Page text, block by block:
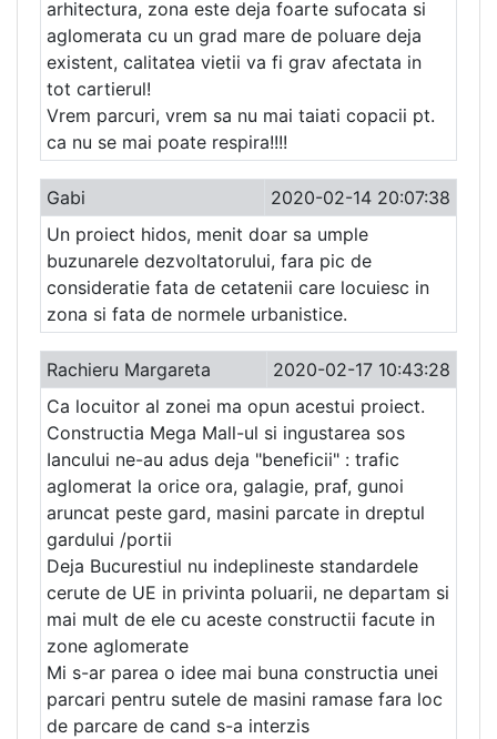
arhitectura, zona este deja foarte sufocata si
aglomerata cu un grad mare de poluare deja
existent, calitatea vietii va fi grav afectata in
tot cartierul!
Vrem parcuri, vrem sa nu mai taiati copacii pt.
ca nu se mai poate respira!!!!
Gabi
2020-02-14 20:07:38
Un proiect hidos, menit doar sa umple
buzunarele dezvoltatorului, fara pic de
consideratie fata de cetatenii care locuiesc in
zona si fata de normele urbanistice.
Rachieru Margareta
2020-02-17 10:43:28
Ca locuitor al zonei ma opun acestui proiect.
Constructia Mega Mall-ul si ingustarea sos
Iancului ne-au adus deja "beneficii" : trafic
aglomerat la orice ora, galagie, praf, gunoi
aruncat peste gard, masini parcate in dreptul
gardului /portii
Deja Bucurestiul nu indeplineste standardele
cerute de UE in privinta poluarii, ne departam si
mai mult de ele cu aceste constructii facute in
zone aglomerate
Mi s-ar parea o idee mai buna constructia unei
parcari pentru sutele de masini ramase fara loc
de parcare de cand s-a interzis